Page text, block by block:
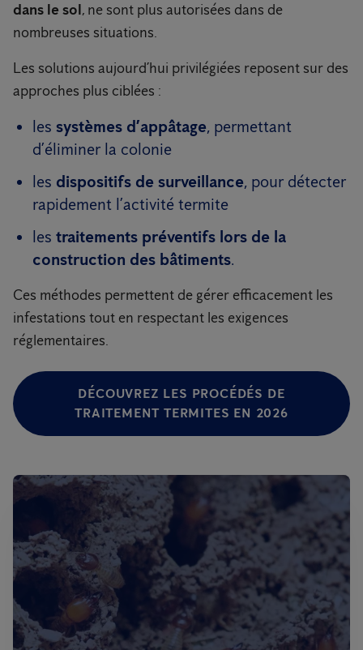
dans le sol, ne sont plus autorisées dans de
nombreuses situations.
Les solutions aujourd’hui privilégiées reposent sur des
approches plus ciblées :
les systèmes d’appâtage, permettant
d’éliminer la colonie
les dispositifs de surveillance, pour détecter
rapidement l’activité termite
les traitements préventifs lors de la
construction des bâtiments.
Ces méthodes permettent de gérer efficacement les
infestations tout en respectant les exigences
réglementaires.
DÉCOUVREZ LES PROCÉDÉS DE
TRAITEMENT TERMITES EN 2026